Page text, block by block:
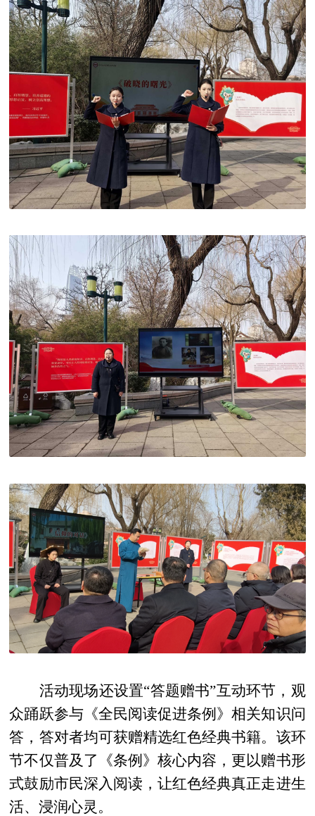
活动现场还设置“答题赠书”互动环节，观
众踊跃参与《全民阅读促进条例》相关知识问
答，答对者均可获赠精选红色经典书籍。该环
节不仅普及了《条例》核心内容，更以赠书形
式鼓励市民深入阅读，让红色经典真正走进生
活、浸润心灵。